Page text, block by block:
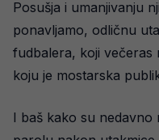
Posušja i umanjivanju
ponavljamo, odličnu
fudbalera, koji večeras
koju je mostarska
I baš kako su nedavno